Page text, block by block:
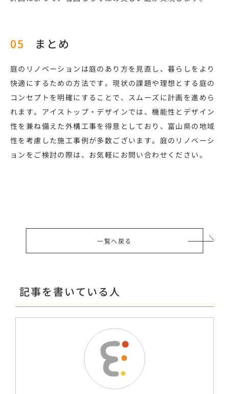
まとめ
庭のリノベーションは庭のあり方を見直し、暮らしをより
快適にするための方法です。現状の課題や理想とする庭の
コンセプトを明確にすることで、スムーズに計画を進めら
れます。アイストップ・デザインでは、機能性とデザイン
性を兼ね備えた外構工事を得意としており、富山県の地域
性を考慮した施工事例が多数ございます。庭のリノベーシ
ョンをご検討の際は、お気軽にお問い合わせください。
一覧へ戻る
記事を書いている人